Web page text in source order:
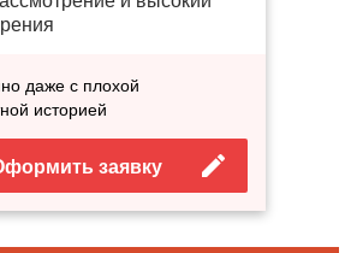
даже с плохой
историей
заявку